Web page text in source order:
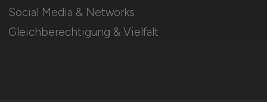
Social Media & Networks
Gleichberechtigung & Vielfalt